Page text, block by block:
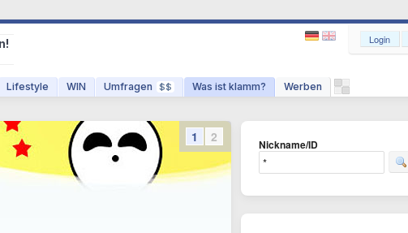
Lifestyle WIN Umfragen $$ Was ist klamm? Werben
Login
1 2
Nickname/ID